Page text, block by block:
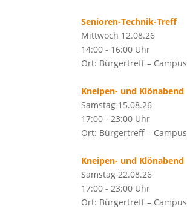
Senioren-Technik-Treff
Mittwoch 12.08.26
14:00 - 16:00 Uhr
Ort: Bürgertreff – Campus
Kneipen- und Klönabend
Samstag 15.08.26
17:00 - 23:00 Uhr
Ort: Bürgertreff – Campus
Kneipen- und Klönabend
Samstag 22.08.26
17:00 - 23:00 Uhr
Ort: Bürgertreff – Campus